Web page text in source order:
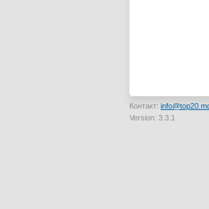
Контакт:
Version: 3.3.1